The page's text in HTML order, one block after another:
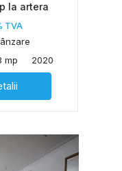
la artera
TVA
mp 2020